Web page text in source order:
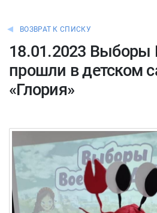
ВОЗВРАТ К СПИСКУ
18.01.2023
прошли в детском
«Глория»